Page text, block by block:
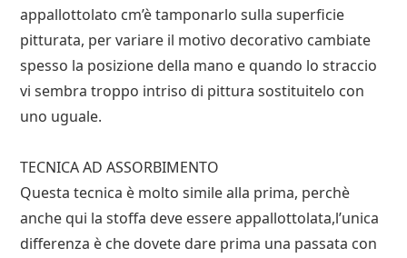
appallottolato cm’è tamponarlo sulla superficie
pitturata, per variare il motivo decorativo cambiate
spesso la posizione della mano e quando lo straccio
vi sembra troppo intriso di pittura sostituitelo con
uno uguale.
TECNICA AD ASSORBIMENTO
Questa tecnica è molto simile alla prima, perchè
anche qui la stoffa deve essere appallottolata,l’unica
differenza è che dovete dare prima una passata con